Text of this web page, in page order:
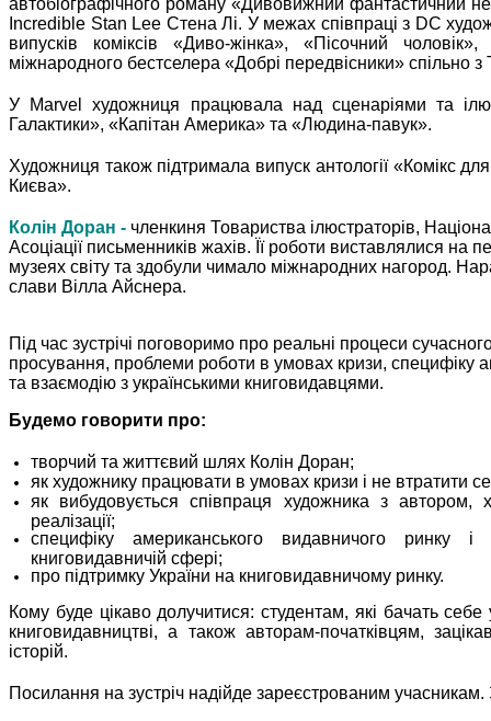
Incredible Stan Lee Стена Лі. У межах співпраці з DC
випусків коміксів «Диво-жінка», «Пісочний
міжнародного бестселера «Добрі передвісники» спільно
У Marvel художниця працювала над сценаріями та
Галактики», «Капітан Америка» та «Людина-павук».
Художниця також підтримала випуск антології «Комікс
Києва».
Колін Доран - членкиня Товариства ілюстраторів,
Асоціації письменників жахів. Її роботи виставлялися на
музеях світу та здобули чимало міжнародних нагород.
слави Вілла Айснера.
Під час зустрічі поговоримо про реальні процеси
просування, проблеми роботи в умовах кризи, специфіку
та взаємодію з українськими книговидавцями.
Будемо говорити про:
творчий та життєвий шлях Колін Доран;
як художнику працювати в умовах кризи і не втратити
як вибудовується співпраця художника з
реалізації;
специфіку американського видавничого ринку
книговидавничій сфері;
про підтримку України на книговидавничому ринку.
Кому буде цікаво долучитися: студентам, які бачать
книговидавництві, а також авторам-початківцям,
історій.
Посилання на зустріч надійде зареєстрованим